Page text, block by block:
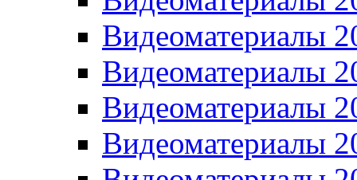
Видеоматериалы
Видеоматериалы
Видеоматериалы
Видеоматериалы